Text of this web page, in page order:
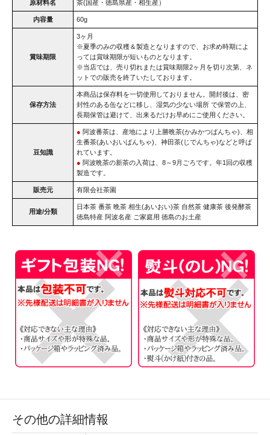
原材料名 茶(国産・徳島県産・相生産）
内容量 60g
賞味期限
3ヶ月
※夏季のみの収穫＆製造となりますので、お求め時期によ
っては賞味期限が短いものとなります。
※当店では、売り切れまたは賞味期限2ヶ月を切り次第、ネ
ットでの販売を終了いたしております。
保存方法
本商品は保存料を一切使用しておりません。開封後は、密
封性のある缶などに移し、湿気の少ない場所 で保管の上、
長期保管は避けて、出来るだけお早めにご使用ください。
豆知識
● 阿波番茶は、産地により上勝晩茶(かみかつばんちゃ)、相
生番茶(あいおいばんちゃ)、神田茶(じでんちゃ)などと呼ば
れています。
● 阿波晩茶の新茶の入荷は、8～9月ごろです。年1回の収穫
製造です。
販売元 有限会社茶園
用途/分類
日本茶 番茶 晩茶 相生(あいおい)茶 自然茶 健康茶 後発酵茶
徳島特産 阿波名産 ご家庭用 徳島のお土産
その他の詳細情報